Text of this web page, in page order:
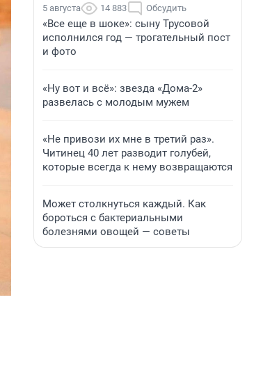
5 августа 14 883 Обсудить
«Все еще в шоке»: сыну Трусовой
исполнился год — трогательный пост
и фото
«Ну вот и всё»: звезда «Дома-2»
развелась с молодым мужем
«Не привози их мне в третий раз».
Читинец 40 лет разводит голубей,
которые всегда к нему возвращаются
Может столкнуться каждый. Как
бороться с бактериальными
болезнями овощей — советы